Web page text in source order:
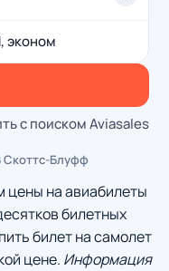
эконом
с поиском Aviasales
Скоттс-Блуфф
цены на авиабилеты
билетных
билет на самолет
цене. Информация